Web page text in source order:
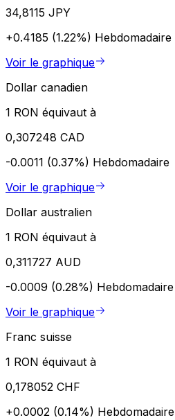
34,8115 JPY
+0.4185 (1.22%) Hebdomadaire
Voir le graphique
Dollar canadien
1 RON équivaut à
0,307248 CAD
-0.0011 (0.37%) Hebdomadaire
Voir le graphique
Dollar australien
1 RON équivaut à
0,311727 AUD
-0.0009 (0.28%) Hebdomadaire
Voir le graphique
Franc suisse
1 RON équivaut à
0,178052 CHF
+0.0002 (0.14%) Hebdomadaire